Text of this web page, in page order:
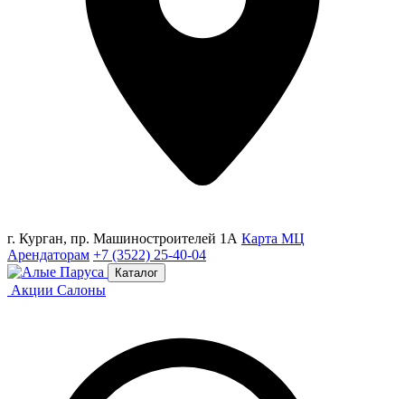
г. Курган, пр. Машиностроителей 1А Карта МЦ
Арендаторам +7 (3522) 25-40-04
Каталог
Акции Салоны